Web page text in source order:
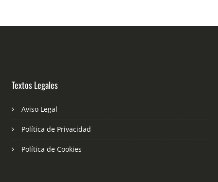
Textos Legales
Aviso Legal
Política de Privacidad
Política de Cookies